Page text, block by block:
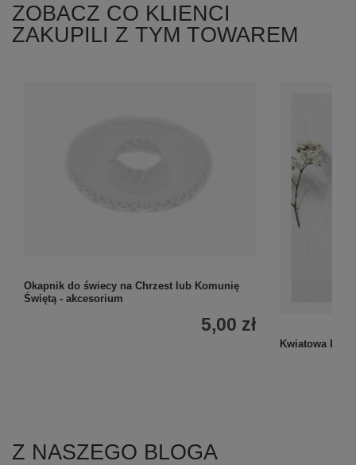
ZOBACZ CO KLIENCI
ZAKUPILI Z TYM TOWAREM
Okapnik do świecy na Chrzest lub Komunię
Świętą - akcesorium
5,00 zł
Kwiatowa
Z NASZEGO BLOGA